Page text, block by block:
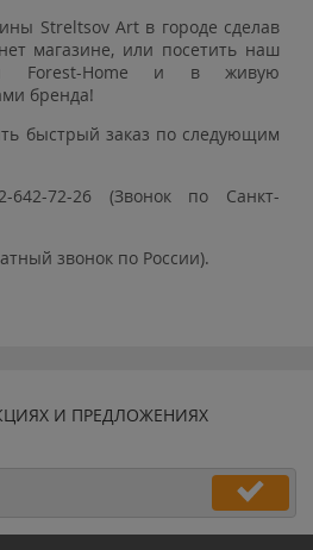
Streltsov Art в городе сделав
магазине, или посетить наш
Forest-Home и в живую
бренда!
быстрый заказ по следующим
642-72-26 (Звонок по Санкт-
звонок по России).
И ПРЕДЛОЖЕНИЯХ